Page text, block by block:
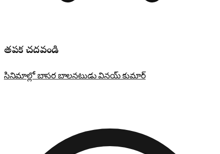
తప్పక చదవండి
సినిమాల్లో బాసర బాలనటుడు వినయ్ కుమార్